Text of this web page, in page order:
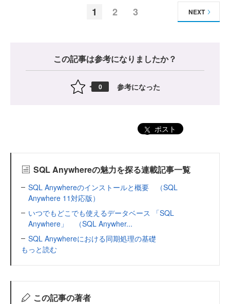
1 2 3 NEXT
この記事は参考になりましたか？
0 参考になった
ポスト
SQL Anywhereの魅力を探る連載記事一覧
SQL Anywhereのインストールと概要 （SQL
Anywhere 11対応版）
いつでもどこでも使えるデータベース 「SQL
Anywhere」 （SQL Anywher...
SQL Anywhereにおける同期処理の基礎
もっと読む
この記事の著者